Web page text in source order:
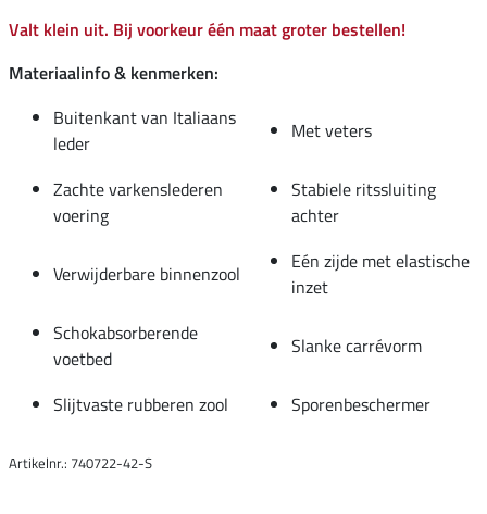
Valt klein uit. Bij voorkeur één maat groter bestellen!
Materiaalinfo & kenmerken:
Buitenkant van Italiaans
leder
Met veters
Zachte varkenslederen
voering
Stabiele ritssluiting
achter
Verwijderbare binnenzool
Eén zijde met elastische
inzet
Schokabsorberende
voetbed
Slanke carrévorm
Slijtvaste rubberen zool Sporenbeschermer
Artikelnr.: 740722-42-S